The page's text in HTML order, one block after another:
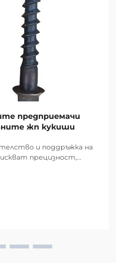
предприемачи
жп кукиши
и поддръжка на
прецизност,
които фиксират